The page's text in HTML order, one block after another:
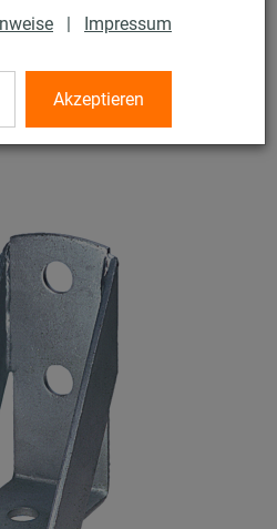
| Impressum
Akzeptieren
feuerverzinkt